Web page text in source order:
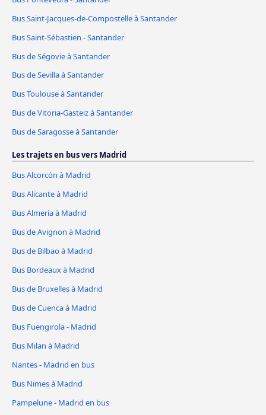
Bus Saint-Jacques-de-Compostelle à Santander
Bus Saint-Sébastien - Santander
Bus de Ségovie à Santander
Bus de Sevilla à Santander
Bus Toulouse à Santander
Bus de Vitoria-Gasteiz à Santander
Bus de Saragosse à Santander
Les trajets en bus vers Madrid
Bus Alcorcón à Madrid
Bus Alicante à Madrid
Bus Almería à Madrid
Bus de Avignon à Madrid
Bus de Bilbao à Madrid
Bus Bordeaux à Madrid
Bus de Bruxelles à Madrid
Bus de Cuenca à Madrid
Bus Fuengirola - Madrid
Bus Milan à Madrid
Nantes - Madrid en bus
Bus Nimes à Madrid
Pampelune - Madrid en bus